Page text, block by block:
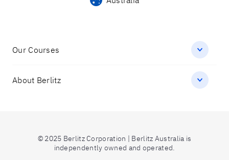
Our Courses
About Berlitz
© 2025 Berlitz Corporation | Berlitz Australia is
independently owned and operated.